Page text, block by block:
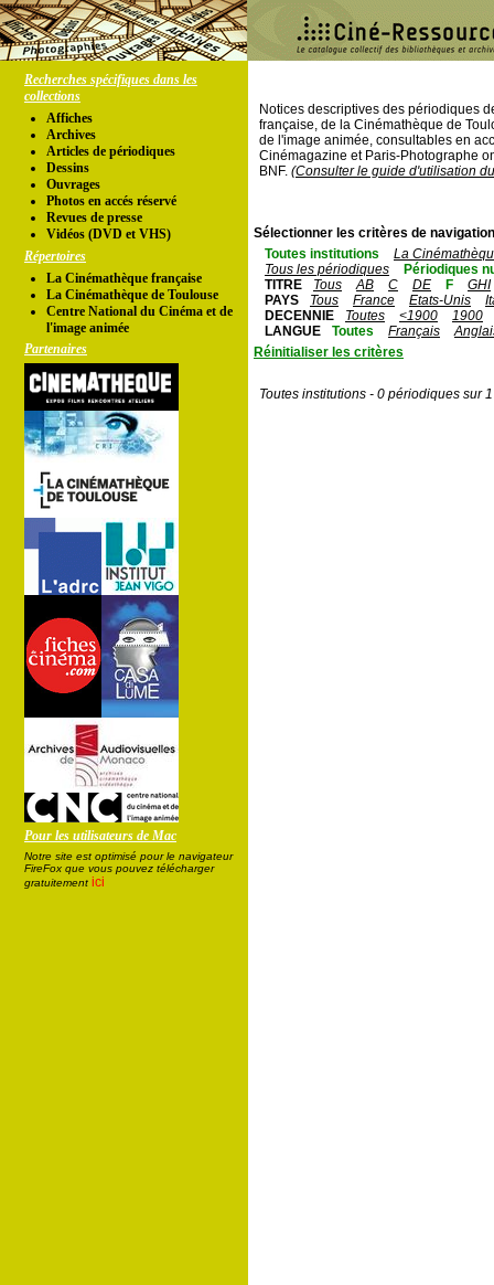
Recherches spécifiques dans les
collections
Affiches
Archives
Articles de périodiques
Dessins
Ouvrages
Photos en accés réservé
Revues de presse
Vidéos (DVD et VHS)
Répertoires
La Cinémathèque française
La Cinémathèque de Toulouse
Centre National du Cinéma et de
l'image animée
Partenaires
Pour les utilisateurs de Mac
Notre site est optimisé pour le navigateur
FireFox que vous pouvez télécharger
gratuitement ici
Notices descriptives des périodiques
française, de la Cinémathèque de
de l'image animée, consultables en
Cinémagazine et Paris-Photographe
BNF. (Consulter le guide d'utilisation
Sélectionner les critères de
Toutes institutions
La
Tous les périodiques
Périodiques
TITRE
Tous AB C DE F
GHI
PAYS
Tous France Etats-Unis
DECENNIE
Toutes <1900
1900
LANGUE
Toutes Français
Réinitialiser les critères
Toutes institutions - 0 périodiques sur